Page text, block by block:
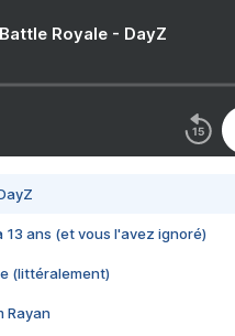
Royale - DayZ
13 ans (et vous l'avez ignoré)
(littéralement)
Rayan